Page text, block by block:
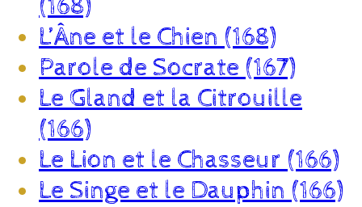
(168)
L’Âne et le Chien (168)
Parole de Socrate (167)
Le Gland et la Citrouille
(166)
Le Lion et le Chasseur (166)
Le Singe et le Dauphin (166)